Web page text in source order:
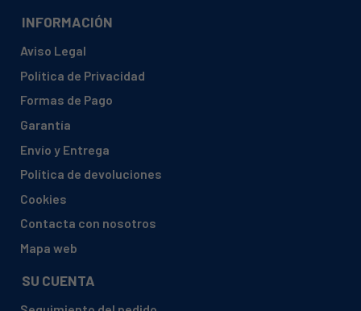
INFORMACIÓN
Aviso Legal
Política de Privacidad
Formas de Pago
Garantía
Envío y Entrega
Política de devoluciones
Cookies
Contacta con nosotros
Mapa web
SU CUENTA